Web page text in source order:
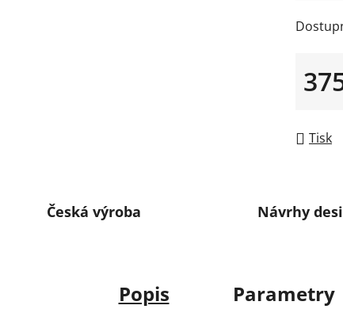
Tisk
Česká výroba Návrhy
Popis Parametry